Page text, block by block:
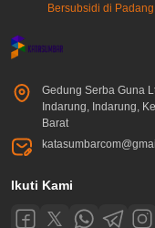
Bersubsidi di Padang
Gedung Serba Guna
Indarung, Indarung,
Barat
Ikuti Kami